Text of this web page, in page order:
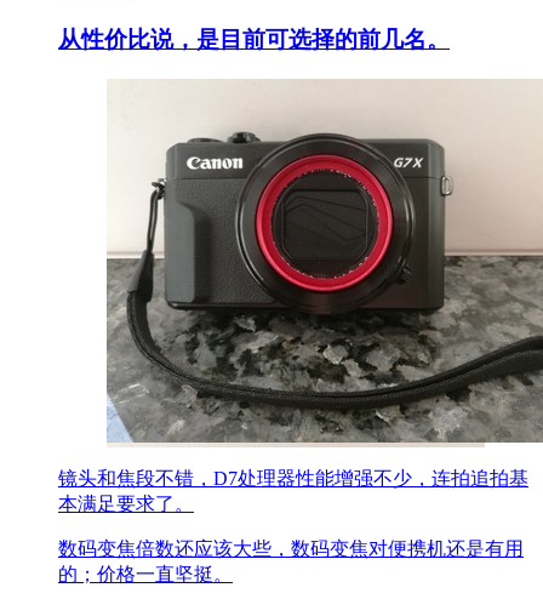
从性价比说，是目前可选择的前几名。
镜头和焦段不错，D7处理器性能增强不少，连拍追拍基
本满足要求了。
数码变焦倍数还应该大些，数码变焦对便携机还是有用
的；价格一直坚挺。